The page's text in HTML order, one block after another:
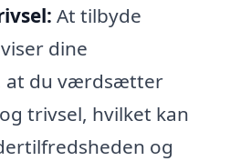
At tilbyde
dine
at du værdsætter
trivsel, hvilket kan
og